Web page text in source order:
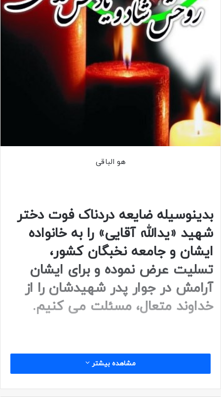
هو الباقی
بدینوسیله ضایعه دردناک فوت دختر
شهید «یدالله آقایی» را به خانواده
ایشان و جامعه نخبگان کشور،
تسلیت عرض نموده و برای ایشان
آرامش در جوار پدر شهیدشان را از
خداوند متعال، مسئلت می کنیم.
مشاهده بیشتر